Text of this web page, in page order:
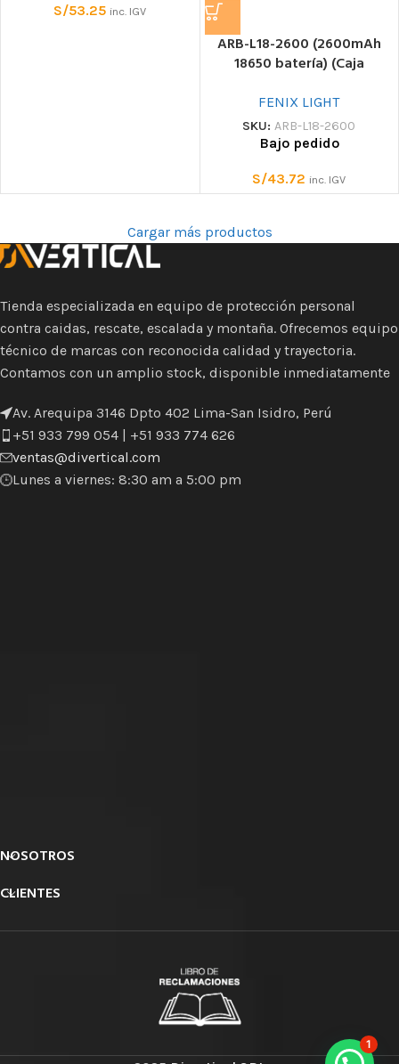
S/53.25 inc. IGV
ARB-L18-2600 (2600mAh
18650 batería) (Caja
FENIX LIGHT
SKU:ARB-L18-2600
Bajo pedido
S/43.72 inc. IGV
Cargar más productos
Tienda especializada en equipo de protección personal
contra caidas, rescate, escalada y montaña. Ofrecemos equipo
técnico de marcas con reconocida calidad y trayectoria.
Contamos con un amplio stock, disponible inmediatamente
Av. Arequipa 3146 Dpto 402 Lima-San Isidro, Perú
+51 933 799 054 | +51 933 774 626
ventas@divertical.com
Lunes a viernes: 8:30 am a 5:00 pm
NOSOTROS
CLIENTES
1